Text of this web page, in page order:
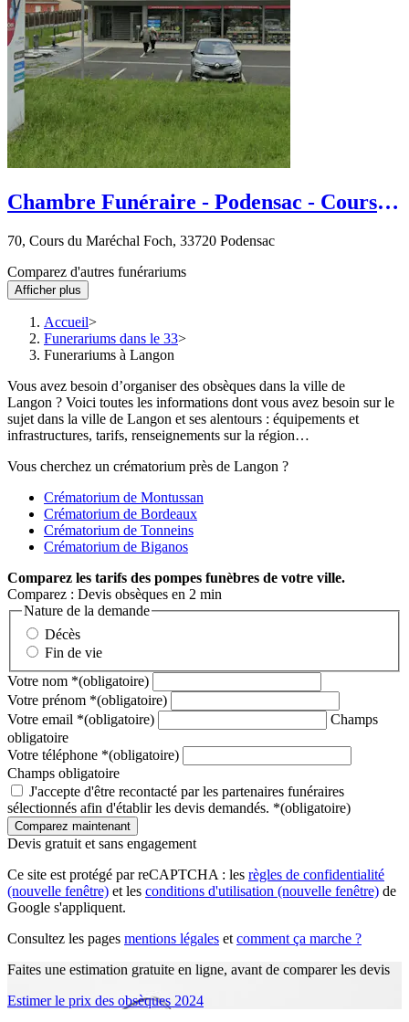
Chambre Funéraire - Podensac - Cours
70, Cours du Maréchal Foch, 33720 Podensac
Comparez d'autres funérariums
Afficher plus
Accueil
Funerariums dans le 33
Funerariums à Langon
Vous avez besoin d’organiser des obsèques dans la ville de
Langon ? Voici toutes les informations dont vous avez besoin sur le
sujet dans la ville de Langon et ses alentours : équipements et
infrastructures, tarifs, renseignements sur la région…
Vous cherchez un crématorium près de Langon ?
Crématorium de Montussan
Crématorium de Bordeaux
Crématorium de Tonneins
Crématorium de Biganos
Comparez les tarifs des pompes funèbres de votre ville.
Comparez : Devis obsèques en 2 min
Nature de la demande
Décès
Fin de vie
Votre nom *(obligatoire)
Votre prénom *(obligatoire)
Votre email *(obligatoire)
Champs
obligatoire
Votre téléphone *(obligatoire)
Champs obligatoire
J'accepte d'être recontacté par les partenaires funéraires
sélectionnés afin d'établir les devis demandés. *(obligatoire)
Devis gratuit et sans engagement
Ce site est protégé par reCAPTCHA : les règles de confidentialité
(nouvelle fenêtre) et les conditions d'utilisation (nouvelle fenêtre) de
Google s'appliquent.
Consultez les pages mentions légales et comment ça marche ?
Faites une estimation gratuite en ligne, avant de comparer les devis
Estimer le prix des obsèques 2024